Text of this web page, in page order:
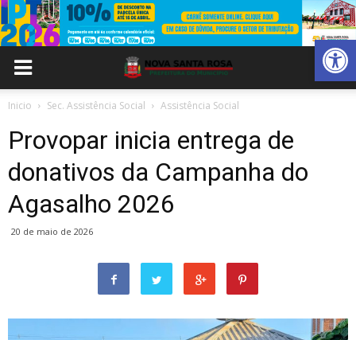
Abrir
Inicio Sec. Assistência Social Assistência Social
Provopar inicia entrega de
donativos da Campanha do
Agasalho 2026
20 de maio de 2026